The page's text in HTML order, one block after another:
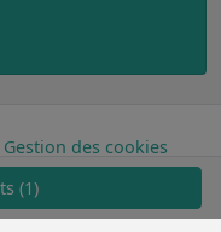
(1)
Gestion des cookies
Mentions légales